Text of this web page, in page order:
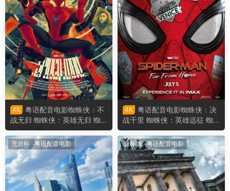
4K 粤语配音电影蜘蛛侠：不
战无归 蜘蛛侠：英雄无归 蜘
蛛人：无家日 Spider-Man: N
o Way Home
4K 粤语配音电影蜘蛛侠：决
战千里 蜘蛛侠：英雄远征 蜘
蛛人：离家日 Spider-Man: Fa
r from Home
无台标·粤语配音电影 台标版·粤语配音电影